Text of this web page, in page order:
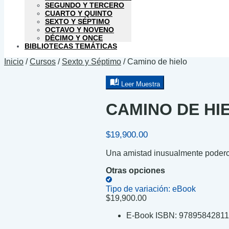
SEGUNDO Y TERCERO
CUARTO Y QUINTO
SEXTO Y SÉPTIMO
OCTAVO Y NOVENO
DÉCIMO Y ONCE
BIBLIOTECAS TEMÁTICAS
Inicio /Cursos / Sexto y Séptimo /Camino de hielo
Leer Muestra
CAMINO DE
$19,900.00
Una amistad inusualmente
Otras opciones
Tipo de variación: eBook
$19,900.00
E-Book ISBN: